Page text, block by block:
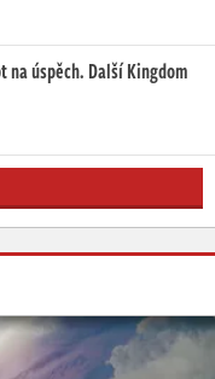
úspěch. Další Kingdom